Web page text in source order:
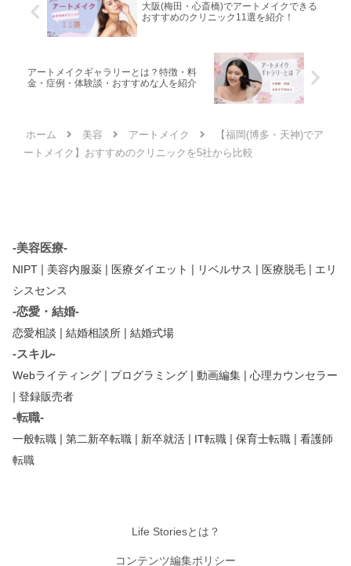
大阪(梅田・心斎橋)でアートメイクできる
おすすめのクリニック11選を紹介！
アートメイクギャラリーとは？特徴・料
金・症例・体験談・おすすめな人を紹介
ホーム 美容 アートメイク
【福岡(博多・天神)でア
ートメイク】おすすめのクリニックを5社から比較
-美容医療-
NIPT | 美容内服薬 | 医療ダイエット | リベルサス | 医療脱毛 | エリ
シスセンス
-恋愛・結婚-
恋愛相談 | 結婚相談所 | 結婚式場
-スキル-
Webライティング | プログラミング | 動画編集 | 心理カウンセラー
| 登録販売者
-転職-
一般転職 | 第二新卒転職 | 新卒就活 | IT転職 | 保育士転職 | 看護師
転職
Life Storiesとは？
コンテンツ編集ポリシー